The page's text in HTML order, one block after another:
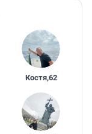
Костя,62